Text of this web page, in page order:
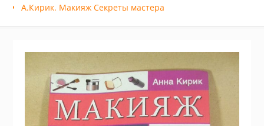
А.Кирик. Макияж Секреты мастера